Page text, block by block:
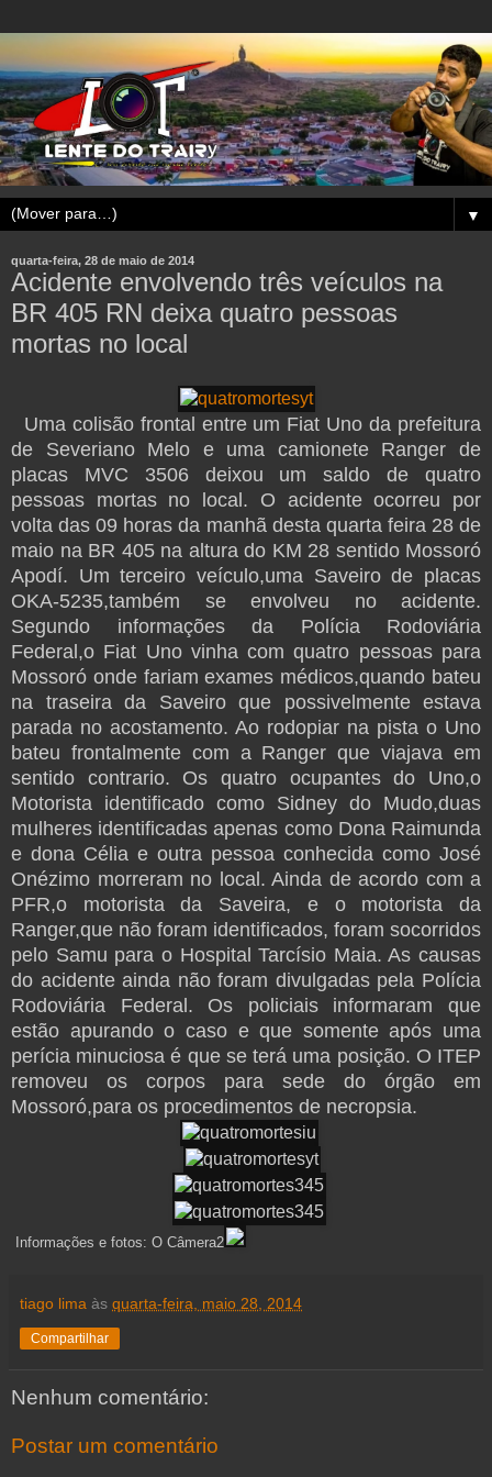
▼
quarta-feira, 28 de maio de 2014
Acidente envolvendo três veículos na
BR 405 RN deixa quatro pessoas
mortas no local
Uma colisão frontal entre um Fiat Uno da prefeitura
de Severiano Melo e uma camionete Ranger de
placas MVC 3506 deixou um saldo de quatro
pessoas mortas no local. O acidente ocorreu por
volta das 09 horas da manhã desta quarta feira 28 de
maio na BR 405 na altura do KM 28 sentido Mossoró
Apodí. Um terceiro veículo,uma Saveiro de placas
OKA-5235,também se envolveu no acidente.
Segundo informações da Polícia Rodoviária
Federal,o Fiat Uno vinha com quatro pessoas para
Mossoró onde fariam exames médicos,quando bateu
na traseira da Saveiro que possivelmente estava
parada no acostamento. Ao rodopiar na pista o Uno
bateu frontalmente com a Ranger que viajava em
sentido contrario. Os quatro ocupantes do Uno,o
Motorista identificado como Sidney do Mudo,duas
mulheres identificadas apenas como Dona Raimunda
e dona Célia e outra pessoa conhecida como José
Onézimo morreram no local. Ainda de acordo com a
PFR,o motorista da Saveira, e o motorista da
Ranger,que não foram identificados, foram socorridos
pelo Samu para o Hospital Tarcísio Maia. As causas
do acidente ainda não foram divulgadas pela Polícia
Rodoviária Federal. Os policiais informaram que
estão apurando o caso e que somente após uma
perícia minuciosa é que se terá uma posição. O ITEP
removeu os corpos para sede do órgão em
Mossoró,para os procedimentos de necropsia.
Informações e fotos: O Câmera2
tiago lima às quarta-feira, maio 28, 2014
Compartilhar
Nenhum comentário:
Postar um comentário